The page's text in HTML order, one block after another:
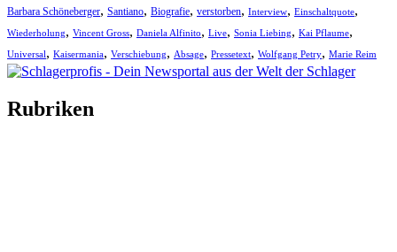
Barbara Schöneberger, Santiano, Biografie, verstorben, Interview, Einschaltquote,
Wiederholung, Vincent Gross, Daniela Alfinito, Live, Sonia Liebing, Kai Pflaume,
Universal, Kaisermania, Verschiebung, Absage, Pressetext, Wolfgang Petry, Marie Reim
Rubriken